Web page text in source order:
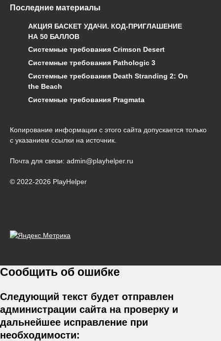
Последние материалы
АКЦИЯ БАСКЕТ УДАЧИ. КОД-ПРИГЛАШЕНИЕ
НА 50 БАЛЛОВ
Системные требования Crimson Desert
Системные требования Pathologic 3
Системные требования Death Stranding 2: On
the Beach
Системные требования Pragmata
Копирование информации с этого сайта допускается только
с указанием ссылки на источник.
Почта для связи: admin@playhelper.ru
© 2022-2026 PlayHelper
Сообщить об ошибке
Следующий текст будет отправлен
администрации сайта на проверку и
дальнейшее исправление при
необходимости: